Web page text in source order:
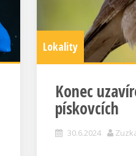
Lokality
Konec
pískovcích
30.6.2024